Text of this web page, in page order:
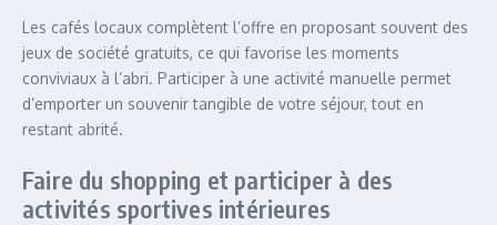
Les cafés locaux complètent l’offre en proposant souvent des
jeux de société gratuits, ce qui favorise les moments
conviviaux à l’abri. Participer à une activité manuelle permet
d’emporter un souvenir tangible de votre séjour, tout en
restant abrité.
Faire du shopping et participer à des
activités sportives intérieures